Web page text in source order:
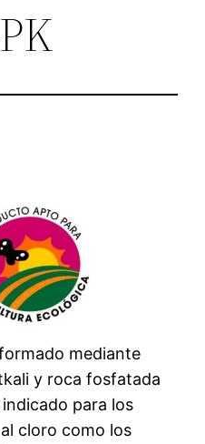
mediante
y roca fosfatada
para los
cloro como los